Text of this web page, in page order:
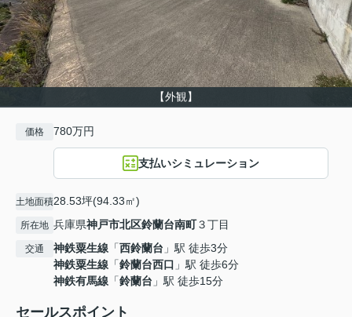
【外観】
価格 780万円
支払いシミュレーション
土地面積28.53坪(94.33㎡)
所在地 兵庫県神戸市北区鈴蘭台南町３丁目
交通 神鉄粟生線 「西鈴蘭台 」駅 徒歩3分
神鉄粟生線 「鈴蘭台西口 」駅 徒歩6分
神鉄有馬線 「鈴蘭台 」駅 徒歩15分
セールスポイント